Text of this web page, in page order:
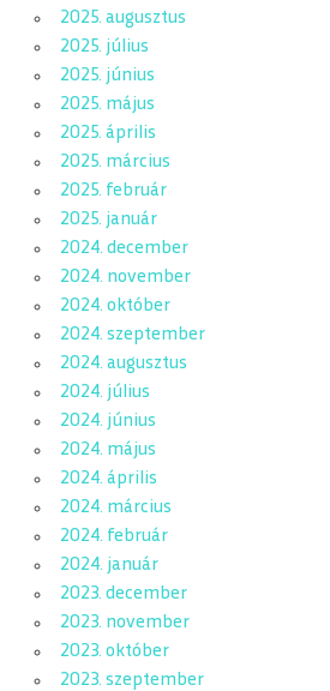
2025. augusztus
2025. július
2025. június
2025. május
2025. április
2025. március
2025. február
2025. január
2024. december
2024. november
2024. október
2024. szeptember
2024. augusztus
2024. július
2024. június
2024. május
2024. április
2024. március
2024. február
2024. január
2023. december
2023. november
2023. október
2023. szeptember